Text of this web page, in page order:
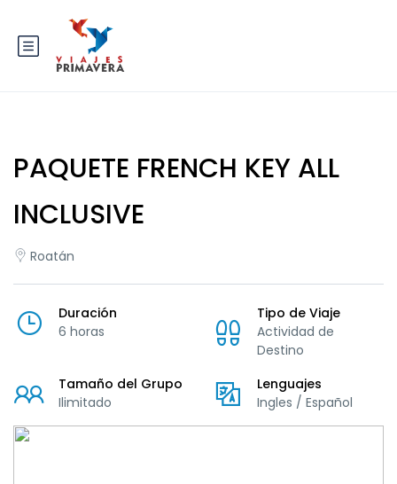
PAQUETE FRENCH KEY ALL
INCLUSIVE
Roatán
Duración
6 horas
Tipo de Viaje
Actividad de
Destino
Tamaño del Grupo
Ilimitado
Lenguajes
Ingles / Español